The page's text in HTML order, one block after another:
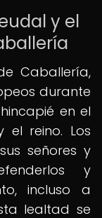
y el
Caballería,
durante
en el
reino. Los
señores y
y
incluso a
lealtad se